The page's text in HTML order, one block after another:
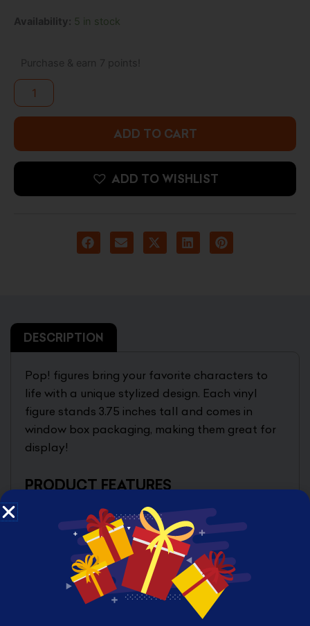
Availability: 5 in stock
Purchase & earn 7 points!
Pop!
World:
Therizinosaurus
quantity
ADD TO CART
ADD TO WISHLIST
DESCRIPTION
Pop! figures bring your favorite characters to
life with a unique stylized design. Each vinyl
figure stands 3.75 inches tall and comes in
window box packaging, making them great for
display!
PRODUCT FEATURES
3.75 inches (9.5cm)
Made of vinyl
From the Jurassic World: Dominion
movie
Comes in window-box packaging
Urban stylized design